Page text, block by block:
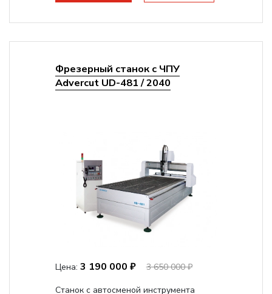
Фрезерный станок с ЧПУ
Advercut UD-481 / 2040
Цена: 3 190 000 ₽
3 650 000 ₽
Станок с автосменой инструмента